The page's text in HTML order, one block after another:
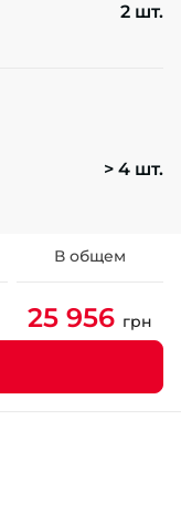
2 шт.
> 4 шт.
В общем
25 956 грн